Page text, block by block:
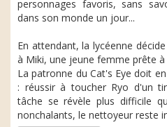
personnages favoris, sans
dans son monde un jour...
En attendant, la lycéenne
à Miki, une jeune femme prête
La patronne du Cat's Eye doit
: réussir à toucher Ryo d'un
tâche se révèle plus difficile
nonchalants, le nettoyeur reste